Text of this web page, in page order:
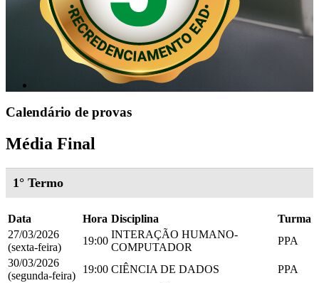
Calendário de provas
Média Final
1° Termo
Data Hora Disciplina
Turma
27/03/2026
(sexta-feira)
19:00
INTERAÇÃO HUMANO-
COMPUTADOR
PPA
30/03/2026
(segunda-feira)
19:00 CIÊNCIA DE DADOS
PPA